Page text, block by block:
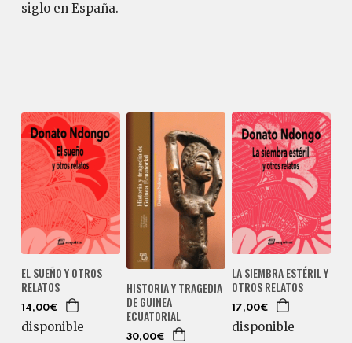
siglo en España.
EL SUEÑO Y OTROS
RELATOS
14,00€
disponible
HISTORIA Y TRAGEDIA
DE GUINEA
ECUATORIAL
30,00€
LA SIEMBRA ESTÉRIL Y
OTROS RELATOS
17,00€
disponible